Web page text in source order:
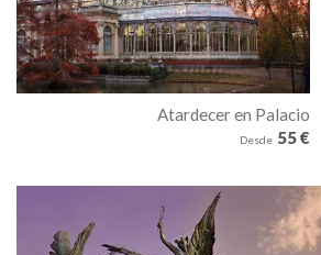
Atardecer en Palacio
Desde 55 €